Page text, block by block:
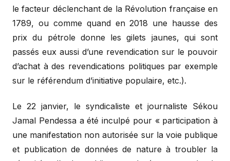
le facteur déclenchant de la Révolution française en
1789, ou comme quand en 2018 une hausse des
prix du pétrole donne les gilets jaunes, qui sont
passés eux aussi d’une revendication sur le pouvoir
d’achat à des revendications politiques par exemple
sur le référendum d’initiative populaire, etc.).
Le 22 janvier, le syndicaliste et journaliste Sékou
Jamal Pendessa a été inculpé pour « participation à
une manifestation non autorisée sur la voie publique
et publication de données de nature à troubler la